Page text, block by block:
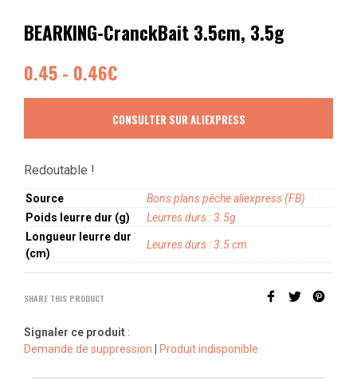
BEARKING-CranckBait 3.5cm, 3.5g
0.45 - 0.46€
CONSULTER SUR ALIEXPRESS
Redoutable !
Source
Bons plans pêche aliexpress (FB)
Poids leurre dur (g)
Leurres durs : 3.5g
Longueur leurre dur
(cm)
Leurres durs : 3.5 cm
SHARE THIS PRODUCT
Signaler ce produit :
Demande de suppression
Produit indisponible